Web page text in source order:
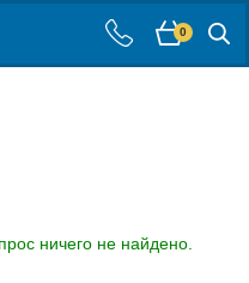
0
ничего не найдено.